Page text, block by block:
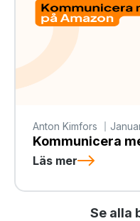
Anton Kimfors
Kommunicera
Läs mer
Se alla